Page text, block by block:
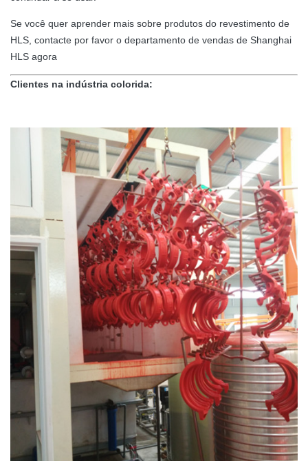
Se você quer aprender mais sobre produtos do revestimento de
HLS, contacte por favor o departamento de vendas de Shanghai
HLS agora
Clientes na indústria colorida: